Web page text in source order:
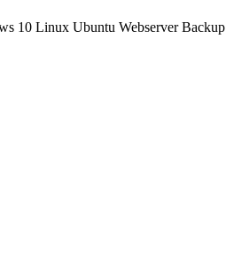
10 Linux Ubuntu Webserver Backup